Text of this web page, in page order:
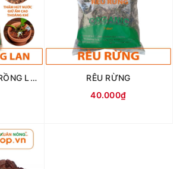
GIÁ THỂ XƠ DỪA TRỒNG LAN
RÊU RỪNG
40.000₫